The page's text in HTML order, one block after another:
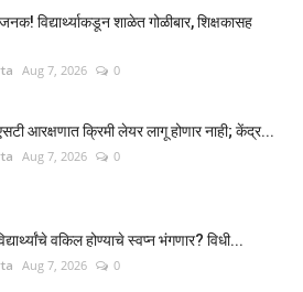
विद्यार्थ्याकडून शाळेत गोळीबार, शिक्षकासह
Aug 7, 2026 0
आरक्षणात क्रिमी लेयर लागू होणार नाही; केंद्र...
Aug 7, 2026 0
वकिल होण्याचे स्वप्न भंगणार? विधी...
Aug 7, 2026 0